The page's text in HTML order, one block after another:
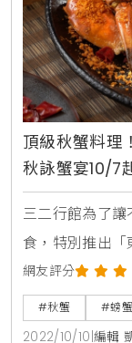
頂級秋蟹料理
秋詠蟹宴10/7
蕾、需3天前
三二行館為了
食，特別推出
洲，即使沒有出
泰、越、韓、台
經典美味，體驗
網友評分
#秋蟹 #螃蟹
2022/10/10 編輯